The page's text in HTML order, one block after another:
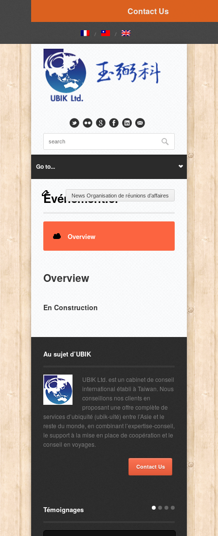
Contact Us
Go to...
Événementiel
News Organisation de réunions d’affaires
Overview
Overview
En Construction
Au sujet d’UBIK
UBIK Ltd. est un cabinet de conseil
international établi à Taiwan. Nous
conseillons nos clients en
proposant une offre complète de
services d’ubiquité (ubik-uité) entre l’Asie et le
reste du monde, en combinant l’expertise-conseil,
le support à la mise en place de coopération et le
conseil en voyages.
Contact Us
Témoignages